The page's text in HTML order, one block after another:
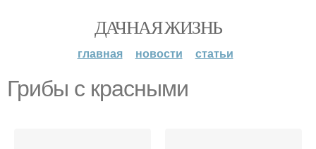
ДАЧНАЯ ЖИЗНЬ
главная новости статьи
Грибы с красными